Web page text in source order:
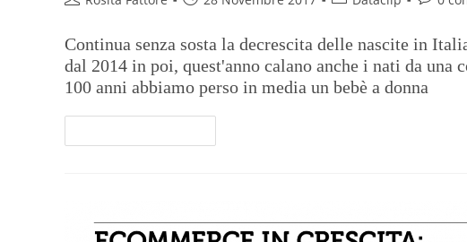
Continua senza sosta la decrescita delle nascite in
dal 2014 in poi, quest'anno calano anche i nati da una
100 anni abbiamo perso in media un bebè a donna